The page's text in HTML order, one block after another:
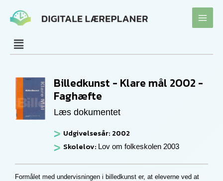
Billedkunst - Klare mål 2002 -
Faghæfte
Læs dokumentet
Udgivelsesår: 2002
Skolelov: Lov om folkeskolen 2003
Formålet med undervisningen i billedkunst er, at eleverne ved at